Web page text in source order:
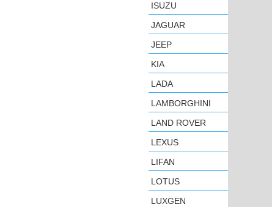
ISUZU
JAGUAR
JEEP
KIA
LADA
LAMBORGHINI
LAND ROVER
LEXUS
LIFAN
LOTUS
LUXGEN